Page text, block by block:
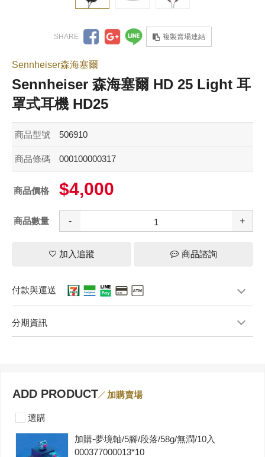
複製賣場連結
Sennheiser森海塞爾
Sennheiser 森海塞爾 HD 25 Light 耳
罩式耳機 HD25
商品型號 506910
商品條碼 000100000317
商品價格 $4,000
商品數量 - +
加入追蹤 商品諮詢
付款與運送
分期資訊
ADD PRODUCT 加購賣場
選購
加購-夢境軸/5腳/段落/58g/無潤/10入
000377000013*10